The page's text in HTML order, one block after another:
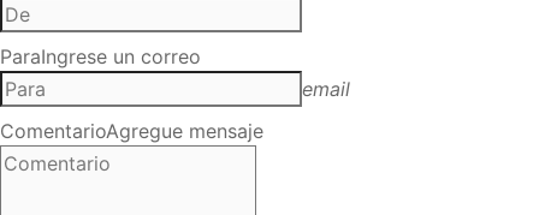
ParaIngrese un correo
email
ComentarioAgregue mensaje